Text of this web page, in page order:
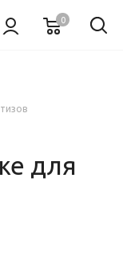
0
для